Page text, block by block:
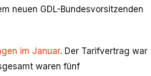
neuen GDL-Bundesvorsitzenden
im Januar. Der Tarifvertrag war
waren fünf